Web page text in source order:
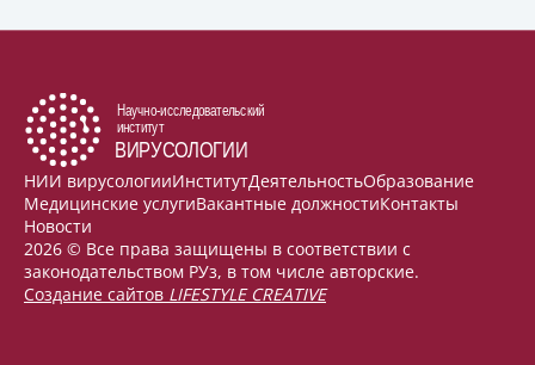
НИИ вирусологииИнститутДеятельностьОбразование
Медицинские услугиВакантные должностиКонтакты
Новости
2026 © Все права защищены в соответствии с
законодательством РУз, в том числе авторские.
Создание сайтов LIFESTYLE CREATIVE